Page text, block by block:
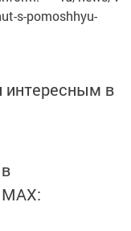
s-pomoshhyu-
в